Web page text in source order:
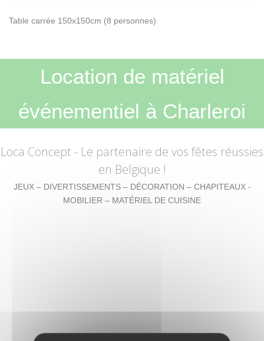
Table carrée 150x150cm (8 personnes)
Location de matériel
événementiel à Charleroi
Loca Concept - Le partenaire de vos fêtes réussies
en Belgique !
JEUX – DIVERTISSEMENTS – DÉCORATION – CHAPITEAUX -
MOBILIER – MATÉRIEL DE CUISINE